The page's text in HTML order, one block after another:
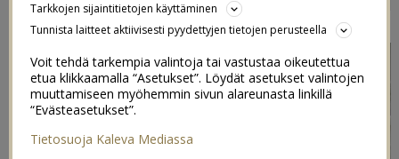
7/07/2015
Tarkkojen sijaintitietojen käyttäminen
Tunnista laitteet aktiivisesti pyydettyjen tietojen perusteella
Voit tehdä tarkempia valintoja tai vastustaa oikeutettua
etua klikkaamalla “Asetukset”. Löydät asetukset valintojen
muuttamiseen myöhemmin sivun alareunasta linkillä
“Evästeasetukset”.
Tietosuoja Kaleva Mediassa